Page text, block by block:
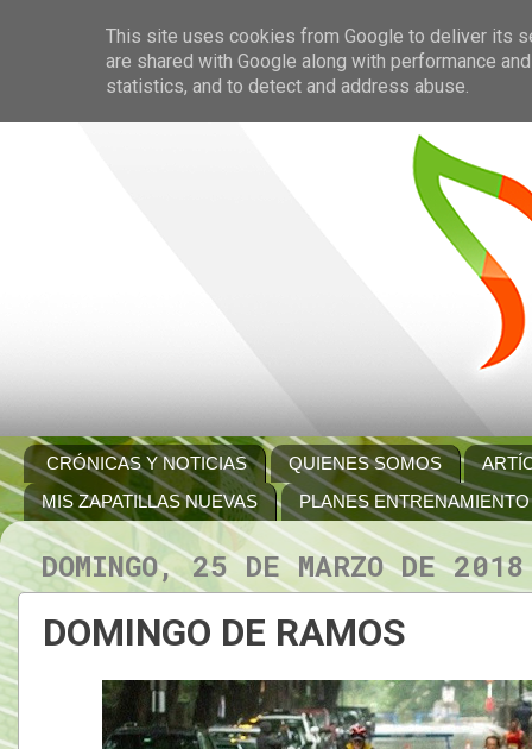
CRÓNICAS Y NOTICIAS QUIENES SOMOS
MIS ZAPATILLAS NUEVAS
PLANES ENTRENAMIENTO
DOMINGO, 25 DE MARZO DE 2018
DOMINGO DE RAMOS
This site uses cookies from Google to deliver its
are shared with Google along with performance
statistics, and to detect and address abuse.